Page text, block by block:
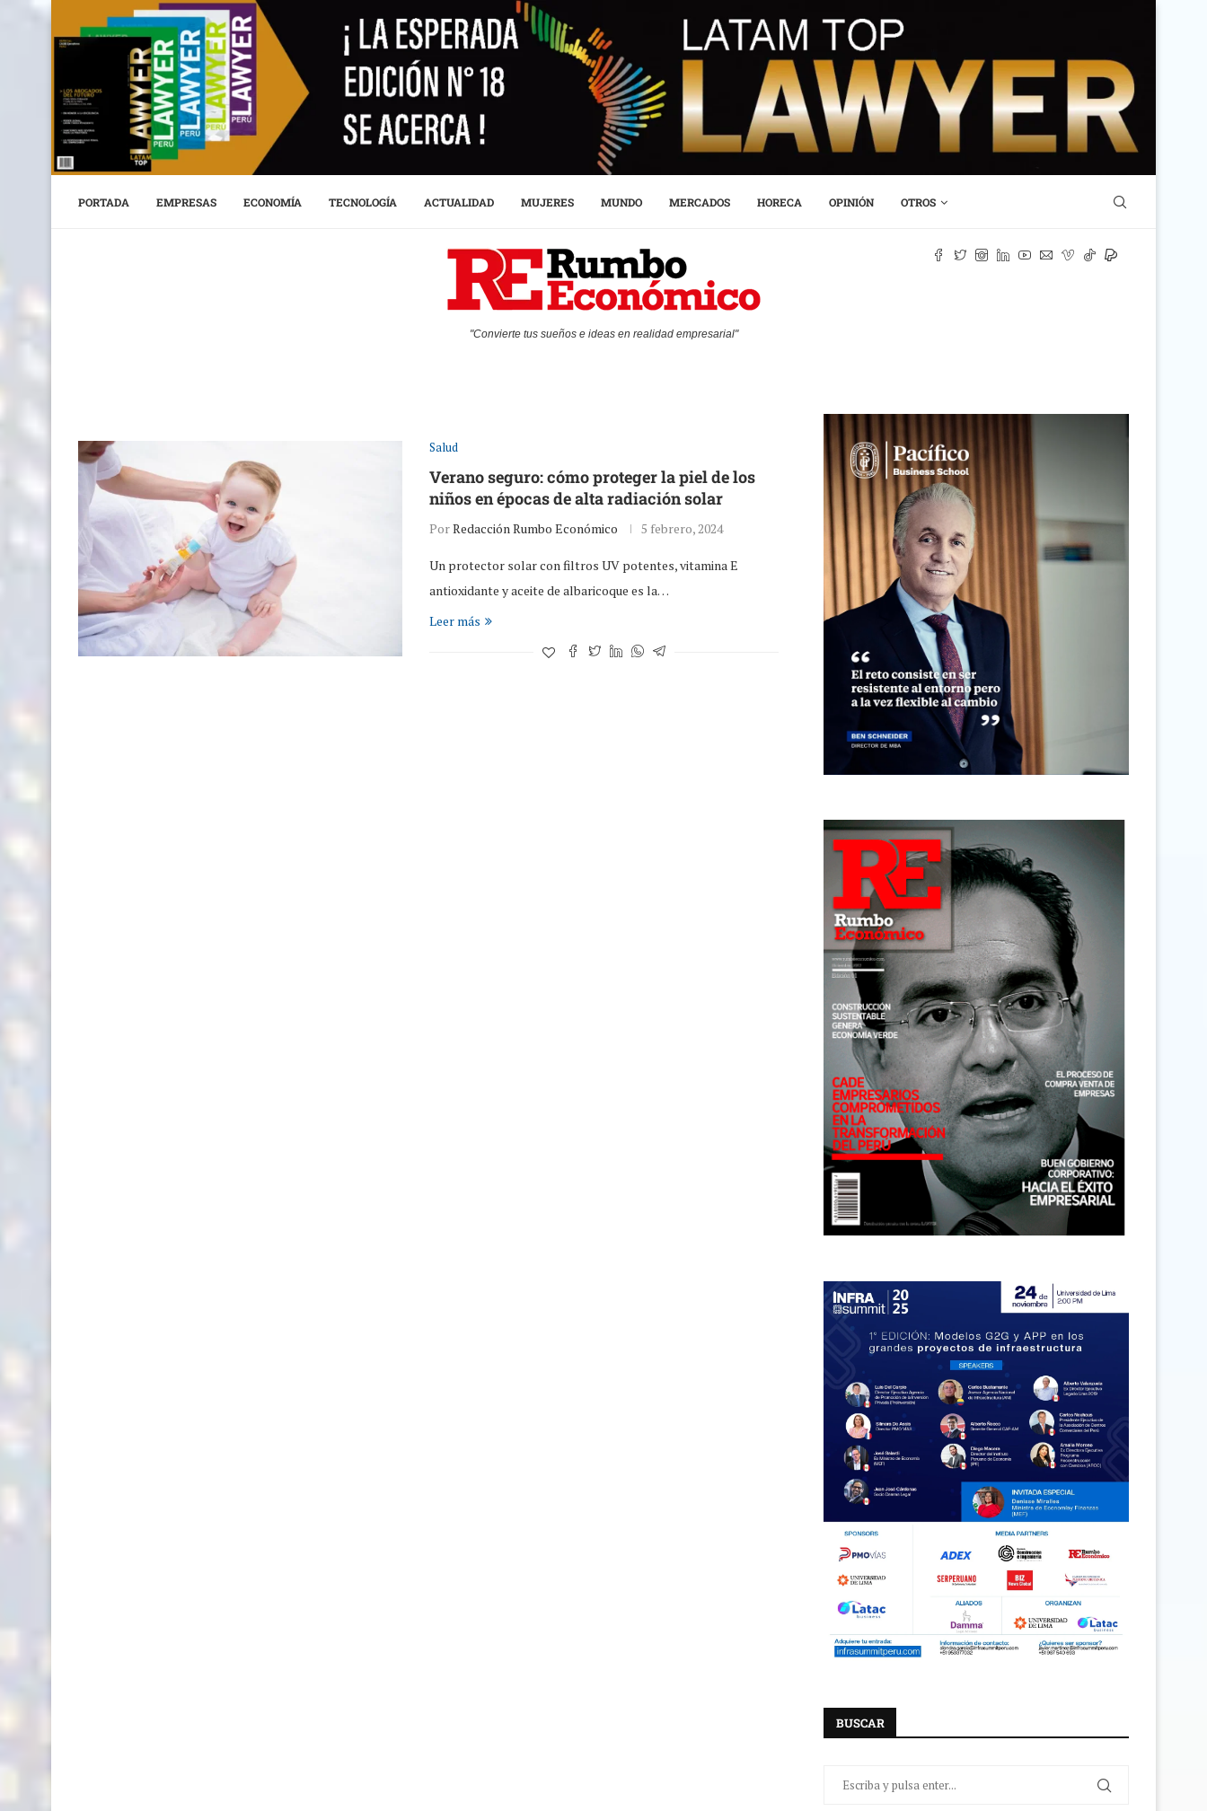
PORTADA EMPRESAS ECONOMÍA TECNOLOGÍA ACTUALIDAD MUJERES MUNDO MERCADOS HORECA OPINIÓN OTROS
"Convierte tus sueños e ideas en realidad empresarial"
Salud
Verano seguro: cómo proteger la piel de los
niños en épocas de alta radiación solar
PorRedacción Rumbo Económico 5 febrero, 2024
Un protector solar con filtros UV potentes, vitamina E
antioxidante y aceite de albaricoque es la…
Leer más
BUSCAR